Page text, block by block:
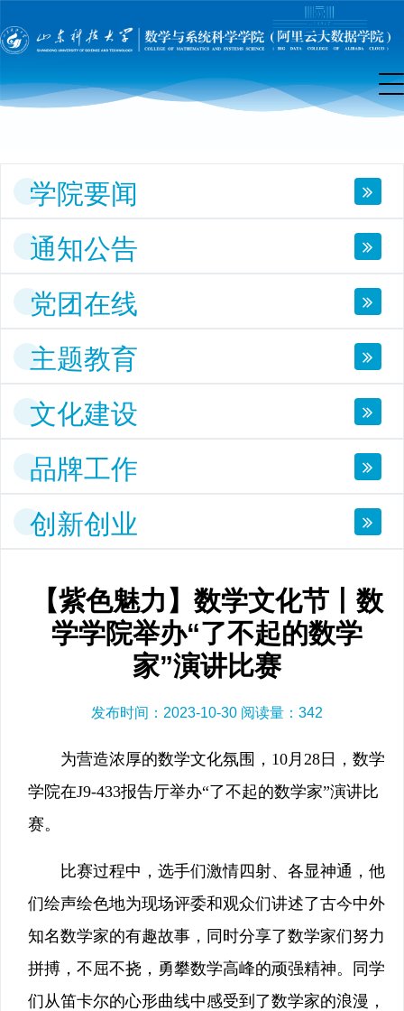
院
页
学院要闻
通知公告
党团在线
主题教育
文化建设
品牌工作
创新创业
【紫色魅力】数学文化节丨数
学学院举办“了不起的数学
家”演讲比赛
发布时间：2023-10-30 阅读量： 342
为营造浓厚的数学文化氛围，10月28日，数学
学院在J9-433报告厅举办“了不起的数学家”演讲比
赛。
比赛过程中，选手们激情四射、各显神通，他
们绘声绘色地为现场评委和观众们讲述了古今中外
知名数学家的有趣故事，同时分享了数学家们努力
拼搏，不屈不挠，勇攀数学高峰的顽强精神。同学
们从笛卡尔的心形曲线中感受到了数学家的浪漫，